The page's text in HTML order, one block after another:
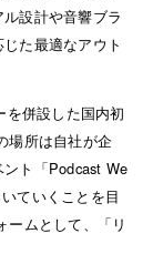
設計や音響ブラ
た最適なアウト
を併設した国内初
ト「Podcast We
ていくことを目